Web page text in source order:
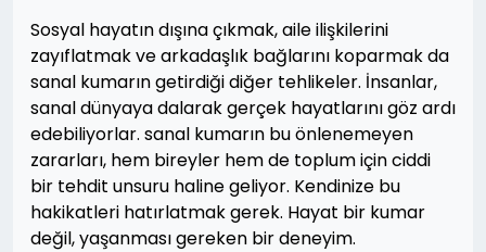
Sosyal hayatın dışına çıkmak, aile ilişkilerini
zayıflatmak ve arkadaşlık bağlarını koparmak da
sanal kumarın getirdiği diğer tehlikeler. İnsanlar,
sanal dünyaya dalarak gerçek hayatlarını göz ardı
edebiliyorlar. sanal kumarın bu önlenemeyen
zararları, hem bireyler hem de toplum için ciddi
bir tehdit unsuru haline geliyor. Kendinize bu
hakikatleri hatırlatmak gerek. Hayat bir kumar
değil, yaşanması gereken bir deneyim.